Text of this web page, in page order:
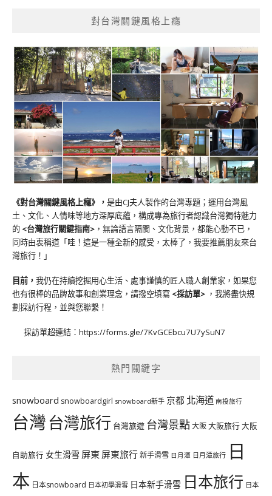
對台灣關鍵風格上癮
《對台灣關鍵風格上癮》 ， 是由CJ夫人製作的台灣專題；運用台灣風
土、文化、人情味等地方深厚底蘊，構成專為旅行者認識台灣獨特魅力
的 <台灣旅行關鍵指南> ，無論語言隔閡、文化背景，都能心動不已，
同時由衷稱道「哇！這是一種全新的感受，太棒了，我要推薦朋友來台
灣旅行！」
目前， 我仍在持續挖掘用心生活、處事謹慎的匠人職人創業家，如果您
也有很棒的品牌故事和創業理念，請撥空填寫 <採訪單> ，我將盡快規
劃採訪行程，並與您聯繫！
採訪單超連結： https://forms.gle/7KvGCEbcu7U7ySuN7
熱門關鍵字
snowboard snowboardgirl snowboard新手 京都 北海道 南投旅行
台灣台灣旅行 台灣旅遊 台灣景點大阪大阪旅行大阪
自助旅行 女生滑雪 屏東 屏東旅行新手滑雪 日月潭 日月潭旅行 日
本 日本snowboard 日本初學滑雪 日本新手滑雪 日本旅行 日本